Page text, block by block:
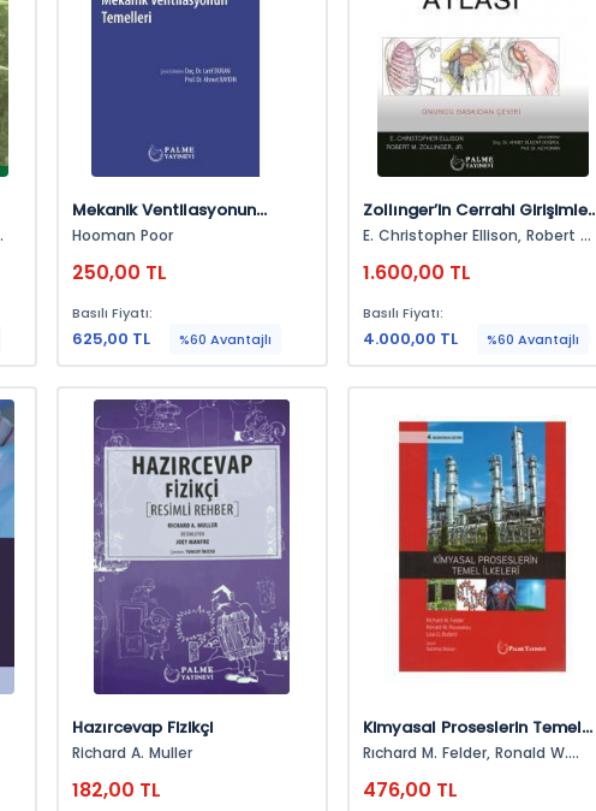
Mekanik Ventilasyonun
Temelleri
Hooman Poor
250,00 TL
Basılı Fiyatı:
625,00 TL %60 Avantajlı
Zollınger’in Cerrahi Girişimler
Atlası
E. Christopher Ellison, Robert M.
1.600,00 TL
Basılı Fiyatı:
4.000,00 TL %60 Avantajlı
Hazırcevap Fizikçi
Richard A. Muller
182,00 TL
Kimyasal Proseslerin Temel
İlkeleri
Rıchard M. Felder, Ronald W.
476,00 TL